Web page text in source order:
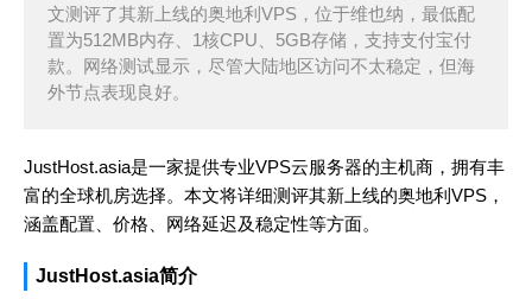
文测评了其新上线的奥地利VPS，位于维也纳，最低配
置为512MB内存、1核CPU、5GB存储，支持支付宝付
款。网络测试显示，尽管大陆地区访问不太稳定，但海
外节点表现良好。
JustHost.asia是一家提供专业VPS云服务器的主机商，拥有丰
富的全球机房选择。本文将详细测评其新上线的奥地利VPS，
涵盖配置、价格、网络延迟及稳定性等方面。
JustHost.asia简介